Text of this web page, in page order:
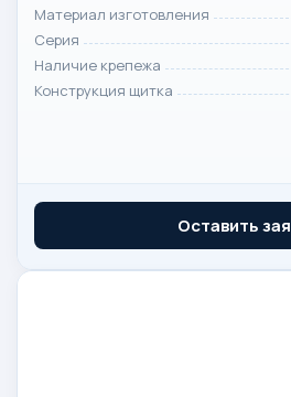
Материал изготовления
Серия
Наличие крепежа
Конструкция щитка
Оставить